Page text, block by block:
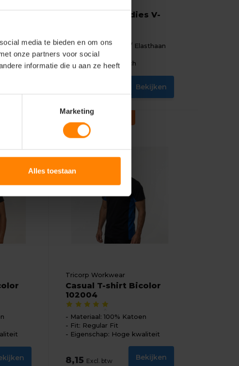
media te bieden en om ons
onze partners voor social
informatie die u aan ze heeft
Marketing
Alles toestaan
T-shirt Jazz Ladies V-
Materiaal: Katoen / Elasthaan
Fit: Modern fit
Eigenschap: Stretch
Bekijken
Tricorp Workwear
Casual T-shirt Bicolor
102004
Materiaal: 100% Katoen
Fit: Regular Fit
Eigenschap: Hoge kwaliteit
8,15 Excl. btw Bekijken
Extra Scherp Geprijsd